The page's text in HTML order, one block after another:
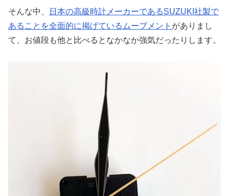
そんな中、
日本の高級時計メーカーであるSUZUKI社製で
あることを全面的に掲げているムーブメント がありまし
て、お値段も他と比べるとなかなか強気だったりします。